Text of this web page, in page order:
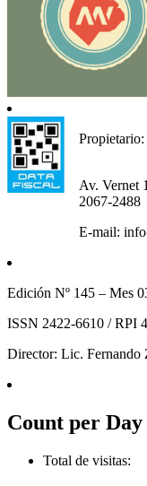
Av. Vernet
2067-2488
E-mail:
Edición Nº 145 – Mes
ISSN 2422-6610 / RPI
Director: Lic. Fernando
Count per Day
Total de visitas: